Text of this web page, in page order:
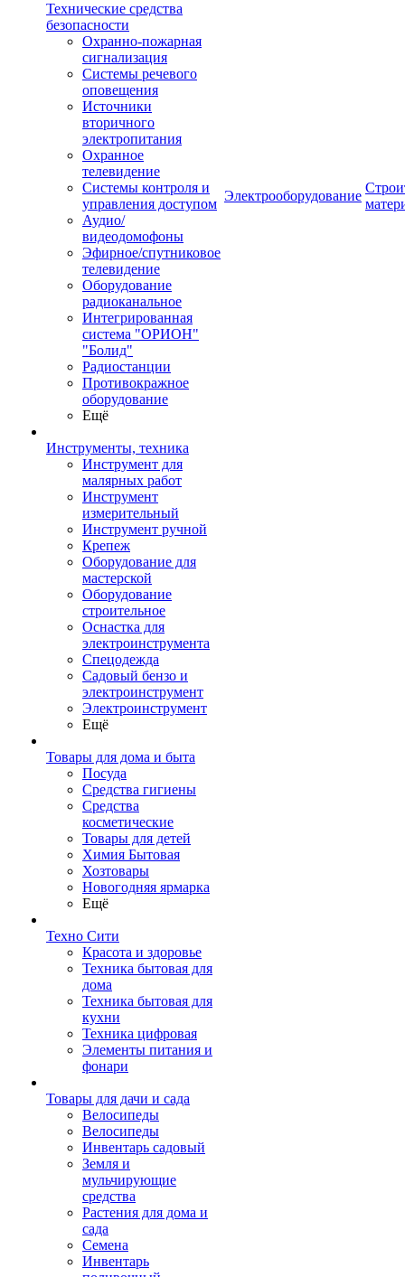
Технические средства
безопасности
Охранно-пожарная
сигнализация
Системы речевого
оповещения
Источники
вторичного
электропитания
Охранное
телевидение
Системы контроля и
управления доступом
Аудио/
видеодомофоны
Эфирное/спутниковое
телевидение
Оборудование
радиоканальное
Интегрированная
система "ОРИОН"
"Болид"
Радиостанции
Противокражное
оборудование
Ещё
Инструменты, техника
Инструмент для
малярных работ
Инструмент
измерительный
Инструмент ручной
Крепеж
Оборудование для
мастерской
Оборудование
строительное
Оснастка для
электроинструмента
Спецодежда
Садовый бензо и
электроинструмент
Электроинструмент
Ещё
Товары для дома и быта
Посуда
Средства гигиены
Средства
косметические
Товары для детей
Химия Бытовая
Хозтовары
Новогодняя ярмарка
Ещё
Техно Сити
Красота и здоровье
Техника бытовая для
дома
Техника бытовая для
кухни
Техника цифровая
Элементы питания и
фонари
Товары для дачи и сада
Велосипеды
Велосипеды
Инвентарь садовый
Земля и
мульчирующие
средства
Растения для дома и
сада
Семена
Инвентарь
Электрооборудование